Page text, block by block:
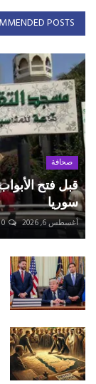
POSTS
صحافة
قبل فتح
سوريا
أغسطس 6, 2026 0